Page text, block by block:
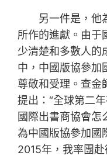
另一件是，他
所作的進獻。由于
少清楚和多數人的
中，中國版協參加
尊敬和受理。查金
提出：“全球第二
國際出書商協會怎
為中國版協參加國
2015年，我率團